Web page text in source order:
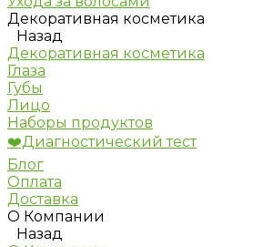
Декоративная косметика
Назад
Декоративная косметика
Глаза
Губы
Лицо
Наборы продуктов
❤️Диагностический тест
Блог
Оплата
Доставка
О Компании
Назад